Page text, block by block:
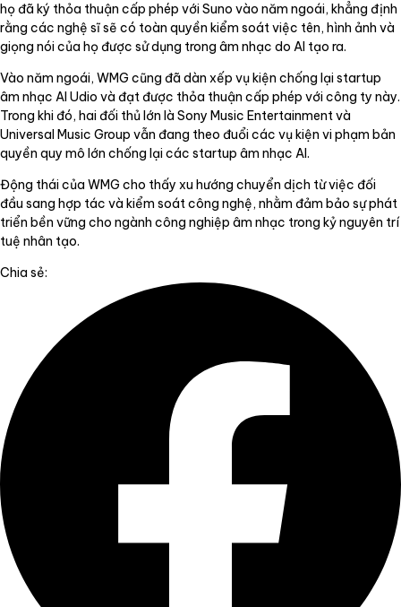
họ đã ký thỏa thuận cấp phép với Suno vào năm ngoái, khẳng định
rằng các nghệ sĩ sẽ có toàn quyền kiểm soát việc tên, hình ảnh và
giọng nói của họ được sử dụng trong âm nhạc do AI tạo ra.
Vào năm ngoái, WMG cũng đã dàn xếp vụ kiện chống lại startup
âm nhạc AI Udio và đạt được thỏa thuận cấp phép với công ty này.
Trong khi đó, hai đối thủ lớn là Sony Music Entertainment và
Universal Music Group vẫn đang theo đuổi các vụ kiện vi phạm bản
quyền quy mô lớn chống lại các startup âm nhạc AI.
Động thái của WMG cho thấy xu hướng chuyển dịch từ việc đối
đầu sang hợp tác và kiểm soát công nghệ, nhằm đảm bảo sự phát
triển bền vững cho ngành công nghiệp âm nhạc trong kỷ nguyên trí
tuệ nhân tạo.
Chia sẻ: